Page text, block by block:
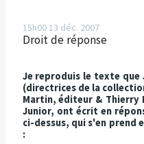
15h0013 déc. 2007
Droit de réponse
Je reproduis le texte que
(directrices de la
Martin, éditeur & Thierry
Junior, ont écrit en
ci-dessus, qui s'en prend
: